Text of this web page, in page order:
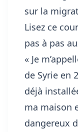
sur la
Lisez ce
pas à pas
« Je
de Syrie en
déjà
ma maison
dangereux